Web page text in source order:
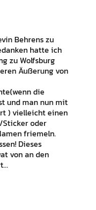
Behrens zu
hatte ich
zu Wolfsburg
Äußerung von
die
und man nun mit
) vielleicht einen
oder
friemeln.
Dieses
von an den